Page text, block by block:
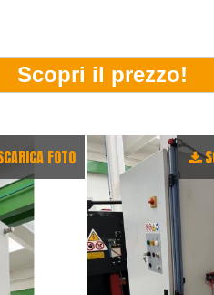
FOTO